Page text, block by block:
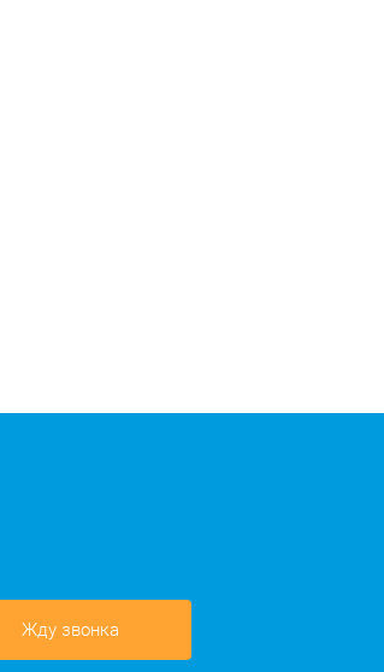
Жду звонка